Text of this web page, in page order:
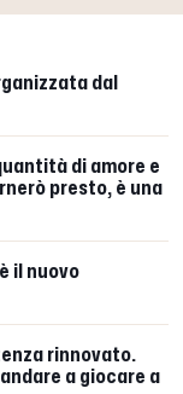
dal
di amore e
presto, è una
il nuovo
rinnovato.
a giocare a